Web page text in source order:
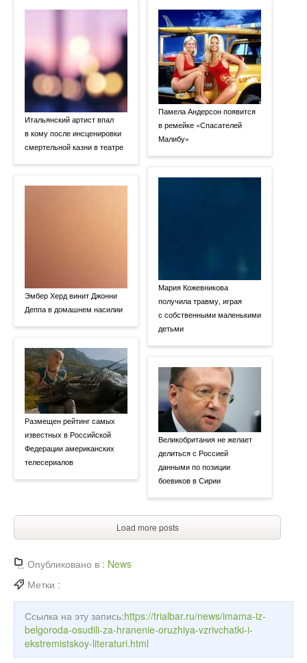
Итальянский артист впал
в кому после инсценировки
смертельной казни в театре
Эмбер Херд винит Джонни
Деппа в домашнем насилии
Размещен рейтинг самых
известных в Российской
Федерации американских
телесериалов
Памела Андерсон появится
в ремейке «Спасателей
Малибу»
Мария Кожевникова
получила травму, играя
с собственными маленькими
детьми
Великобритания не желает
делиться с Россией
данными по позиции
боевиков в Сирии
Load more posts
Опубликовано в : News
Метки :
Ссылка на эту запись:https://trialbar.ru/news/imama-iz-
belgoroda-osudili-za-hranenie-oruzhiya-vzrivchatki-i-
ekstremistskoy-literaturi.html